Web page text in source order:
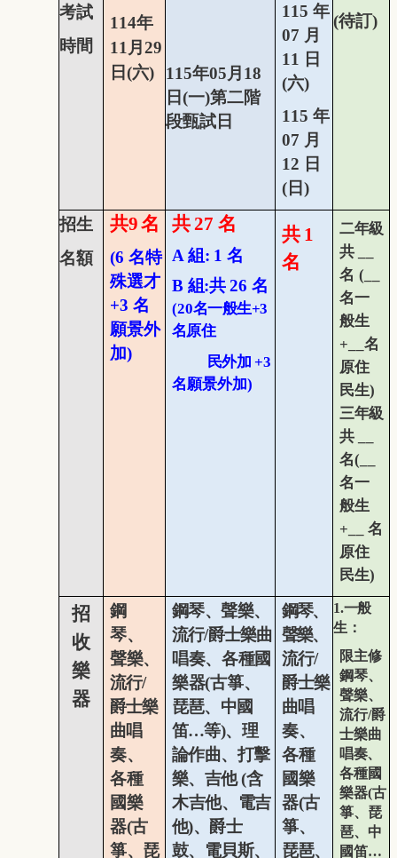
考試
時間
114年
11 月 29
日(六) 115年05月 18
日(一)第二階
段甄試日
115 年
07 月
11
日
(六)
115 年
07 月
12 日
( 日)
(待訂)
招生
名額
共9名
(6 名特
殊選才
+3 名
願景外
加)
共27 名
A 組: 1名
B 組:共26 名
(20名一般生+3
名原住
民外加 +3
名願景外加)
共 1
名
二年級
共
名 (__
名一
般生
+__ 名
原住
民生)
三年級
共
名(__
名一
般生
+__ 名
原住
民生)
招
收
樂
器
鋼
琴、
聲樂、
流行/
爵士樂
曲唱
奏、
各種
國樂
器(古
箏、琵
鋼琴、聲樂、
流行/爵士樂曲
唱奏、 各種國
樂器(古箏、
琵琶、中國
笛…等)、 理
論作曲、打擊
樂、吉他(含
木吉他、 電吉
他)、爵士
鼓、電貝斯、
鋼琴、
聲樂、
流行/
爵士樂
曲唱
奏、
各種
國樂
器(古
箏、
琵琶、
1.一般
生：
限主修
鋼琴、
聲樂、
流行/爵
士樂曲
唱奏、
各種國
樂器(古
箏、琵
琶、中
國笛…